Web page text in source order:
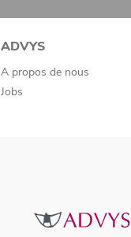
ADVYS
A propos de nous
Jobs